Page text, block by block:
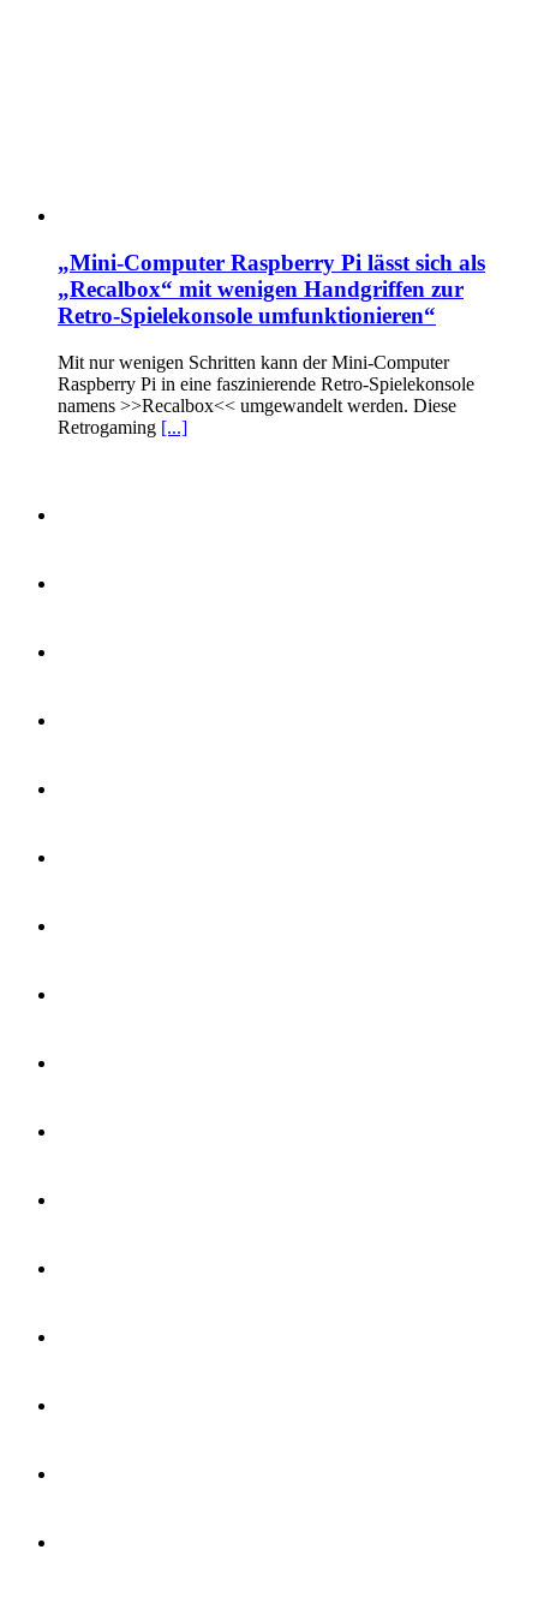
„Mini-Computer Raspberry Pi lässt sich als
„Recalbox“ mit wenigen Handgriffen zur
Retro-Spielekonsole umfunktionieren“
Mit nur wenigen Schritten kann der Mini-Computer
Raspberry Pi in eine faszinierende Retro-Spielekonsole
namens >>Recalbox<< umgewandelt werden. Diese
Retrogaming [...]